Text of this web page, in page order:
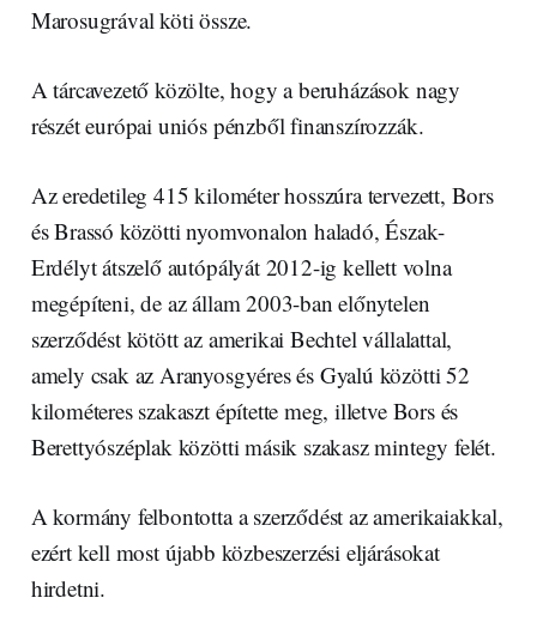
Marosugrával köti össze.
A tárcavezető közölte, hogy a beruházások nagy
részét európai uniós pénzből finanszírozzák.
Az eredetileg 415 kilométer hosszúra tervezett, Bors
és Brassó közötti nyomvonalon haladó, Észak-
Erdélyt átszelő autópályát 2012-ig kellett volna
megépíteni, de az állam 2003-ban előnytelen
szerződést kötött az amerikai Bechtel vállalattal,
amely csak az Aranyosgyéres és Gyalú közötti 52
kilométeres szakaszt építette meg, illetve Bors és
Berettyószéplak közötti másik szakasz mintegy felét.
A kormány felbontotta a szerződést az amerikaiakkal,
ezért kell most újabb közbeszerzési eljárásokat
hirdetni.